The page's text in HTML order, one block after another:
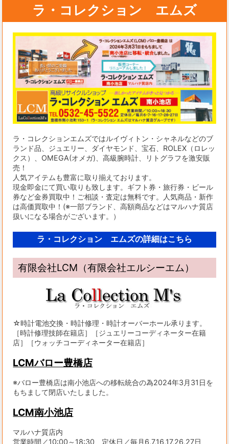
ラ・コレクション エムズ
ラ・コレクションエムズではルイヴィトン・シャネルなどのブ
ランド品、ジュエリー、ダイヤモンド、宝石、ROLEX（ロレッ
クス）、OMEGA(オメガ)、高級腕時計、リトグラフを激安販
売！
人気アイテムも豊富に取り揃えております。
現金即金にて買い取りも致します。ギフト券・旅行券・ビール
券など金券買取中！ご相談・査定は無料です。人気商品・新作
は高価買取中！(※一部ブランド、高額商品などはマルハナ質店
扱いになる場合がございます。）
ラ・コレクション エムズの詳細はこちら
有限会社LCM（有限会社エルシーエム）
☆時計電池交換・時計修理・時計オーバーホール承ります。
［時計修理技師在籍店］［ジュエリーコーディネーター在籍
店］［ウォッチコーディネーター在籍店］
LCMバロー豊橋店
※バロー豊橋店は南小池店への移転統合の為2024年3月31日を
もちまして閉店いたしました。
LCM南小池店
マルハナ質店内
営業時間／10:00～18:30 定休日／毎月6,7,16,17,26,27日